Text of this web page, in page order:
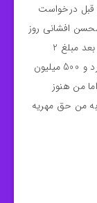
در خصوص طلاقش گفت: 7 ماه قبل درخواست
افشانی روز
اول گفت 5 میلیارد باید بپردازم تا طلاقم دهد و بعد مبلغ 2
میلیارد و بار آخر وکیل محسن افشانی یک میلیارد و 500 میلیون
من هنوز
من حق مهریه